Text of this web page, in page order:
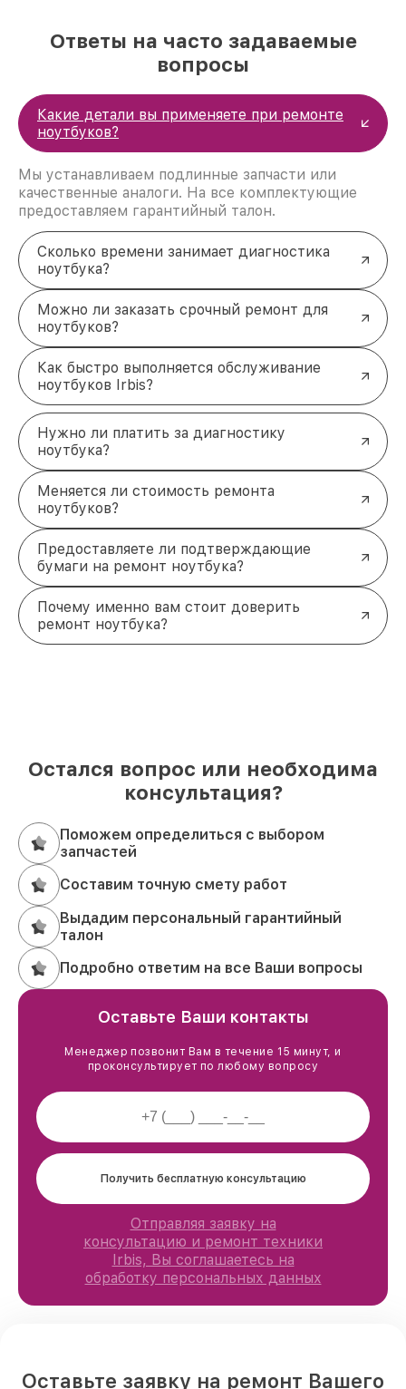
Irbis
Для восстановления работоспособности вашего
ноутбука Irbis свяжитесь с нашими
запросы и провести оперативный ремонт.
Оставьте заявку по телефону +7 (383) 202-18-57
или посетите наш сервисный центр по адресу ул.
Ответы на часто задаваемые
вопросы
Какие детали вы применяете при ремонте
ноутбуков?
Мы устанавливаем подлинные запчасти или
качественные аналоги. На все комплектующие
предоставляем гарантийный талон.
Сколько времени занимает диагностика
ноутбука?
Можно ли заказать срочный ремонт для
ноутбуков?
Как быстро выполняется обслуживание
ноутбуков Irbis?
Нужно ли платить за диагностику
ноутбука?
Меняется ли стоимость ремонта
ноутбуков?
Предоставляете ли подтверждающие
бумаги на ремонт ноутбука?
Почему именно вам стоит доверить
ремонт ноутбука?
Остался вопрос или необходима
консультация?
Поможем определиться с выбором
запчастей
Составим точную смету работ
Выдадим персональный гарантийный
талон
Подробно ответим на все Ваши вопросы
Оставьте Ваши контакты
Менеджер позвонит Вам в течение 15 минут, и
проконсультирует по любому вопросу
Получить бесплатную консультацию
Отправляя заявку на
консультацию и ремонт техники
Irbis, Вы соглашаетесь на
обработку персональных данных
Оставьте заявку на ремонт Вашего